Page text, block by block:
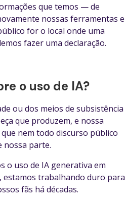
que temos — de
nossas ferramentas e
for o local onde uma
fazer uma declaração.
o uso de IA?
ou dos meios de subsistência
que produzem, e nossa
nem todo discurso público
nossa parte.
o uso de IA generativa em
estamos trabalhando duro para
fãs há décadas.